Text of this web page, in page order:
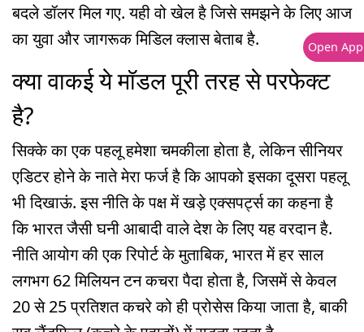
बदले डॉलर मिल गए. यही वो खेल है जिसे समझने के लिए आज
का युवा और जागरूक मिडिल क्लास बेताब है.
क्या वाकई ये मॉडल पूरी तरह से परफेक्ट
है?
सिक्के का एक पहलू हमेशा चमकीला होता है, लेकिन सीनियर
एडिटर होने के नाते मेरा फर्ज है कि आपको इसका दूसरा पहलू
भी दिखाऊं. इस नीति के पक्ष में खड़े एक्सपर्ट्स का कहना है
कि भारत जैसी घनी आबादी वाले देश के लिए यह वरदान है.
नीति आयोग की एक रिपोर्ट के मुताबिक, भारत में हर साल
लगभग 62 मिलियन टन कचरा पैदा होता है, जिसमें से केवल
20 से 25 प्रतिशत कचरे को ही प्रोसेस किया जाता है, बाकी
Open App